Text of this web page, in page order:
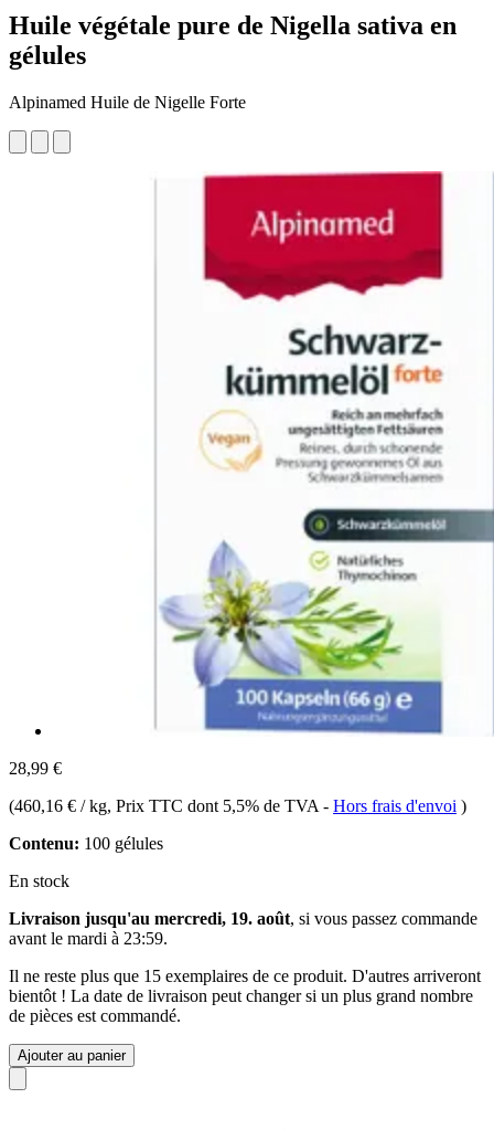
Huile végétale pure de Nigella sativa en
gélules
Alpinamed Huile de Nigelle Forte
28,99 €
(460,16 € / kg, Prix TTC dont 5,5% de TVA - Hors frais d'envoi )
Contenu: 100 gélules
En stock
Livraison jusqu'au mercredi, 19. août, si vous passez commande
avant le mardi à 23:59.
Il ne reste plus que 15 exemplaires de ce produit. D'autres arriveront
bientôt ! La date de livraison peut changer si un plus grand nombre
de pièces est commandé.
Ajouter au panier